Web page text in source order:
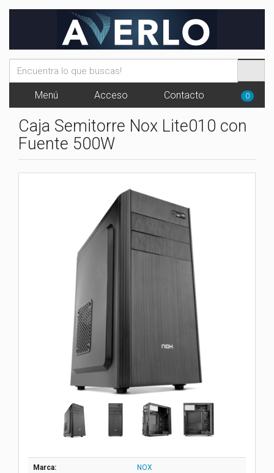
Menú Acceso Contacto 0
Caja Semitorre Nox Lite010 con
Fuente 500W
Marca: NOX